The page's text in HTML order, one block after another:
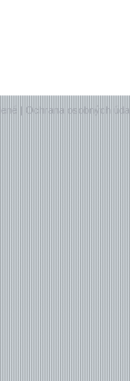
| Ochrana osobných